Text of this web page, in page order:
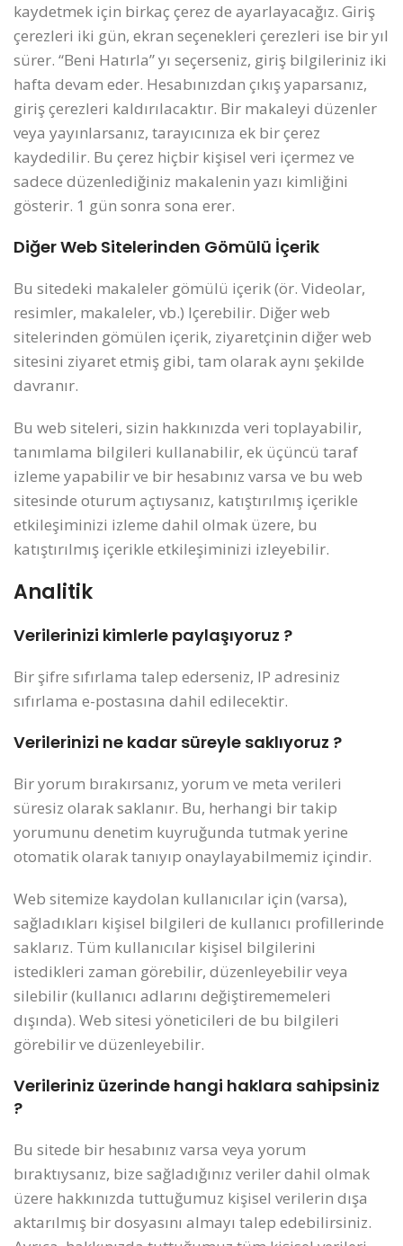
kaydetmek için birkaç çerez de ayarlayacağız. Giriş
çerezleri iki gün, ekran seçenekleri çerezleri ise bir yıl
sürer. “Beni Hatırla” yı seçerseniz, giriş bilgileriniz iki
hafta devam eder. Hesabınızdan çıkış yaparsanız,
giriş çerezleri kaldırılacaktır. Bir makaleyi düzenler
veya yayınlarsanız, tarayıcınıza ek bir çerez
kaydedilir. Bu çerez hiçbir kişisel veri içermez ve
sadece düzenlediğiniz makalenin yazı kimliğini
gösterir. 1 gün sonra sona erer.
Diğer Web Sitelerinden Gömülü İçerik
Bu sitedeki makaleler gömülü içerik (ör. Videolar,
resimler, makaleler, vb.) Içerebilir. Diğer web
sitelerinden gömülen içerik, ziyaretçinin diğer web
sitesini ziyaret etmiş gibi, tam olarak aynı şekilde
davranır.
Bu web siteleri, sizin hakkınızda veri toplayabilir,
tanımlama bilgileri kullanabilir, ek üçüncü taraf
izleme yapabilir ve bir hesabınız varsa ve bu web
sitesinde oturum açtıysanız, katıştırılmış içerikle
etkileşiminizi izleme dahil olmak üzere, bu
katıştırılmış içerikle etkileşiminizi izleyebilir.
Analitik
Verilerinizi kimlerle paylaşıyoruz ?
Bir şifre sıfırlama talep ederseniz, IP adresiniz
sıfırlama e-postasına dahil edilecektir.
Verilerinizi ne kadar süreyle saklıyoruz ?
Bir yorum bırakırsanız, yorum ve meta verileri
süresiz olarak saklanır. Bu, herhangi bir takip
yorumunu denetim kuyruğunda tutmak yerine
otomatik olarak tanıyıp onaylayabilmemiz içindir.
Web sitemize kaydolan kullanıcılar için (varsa),
sağladıkları kişisel bilgileri de kullanıcı profillerinde
saklarız. Tüm kullanıcılar kişisel bilgilerini
istedikleri zaman görebilir, düzenleyebilir veya
silebilir (kullanıcı adlarını değiştirememeleri
dışında). Web sitesi yöneticileri de bu bilgileri
görebilir ve düzenleyebilir.
Verileriniz üzerinde hangi haklara sahipsiniz
?
Bu sitede bir hesabınız varsa veya yorum
bıraktıysanız, bize sağladığınız veriler dahil olmak
üzere hakkınızda tuttuğumuz kişisel verilerin dışa
aktarılmış bir dosyasını almayı talep edebilirsiniz.